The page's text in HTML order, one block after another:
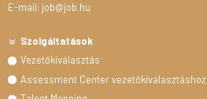
E-mail: job@job.hu
Szolgáltatások
Vezetőkiválasztás
Assessment Center vezetőkiválasztáshoz